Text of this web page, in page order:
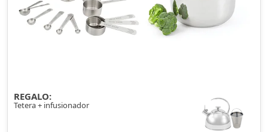
REGALO:
Tetera + infusionador